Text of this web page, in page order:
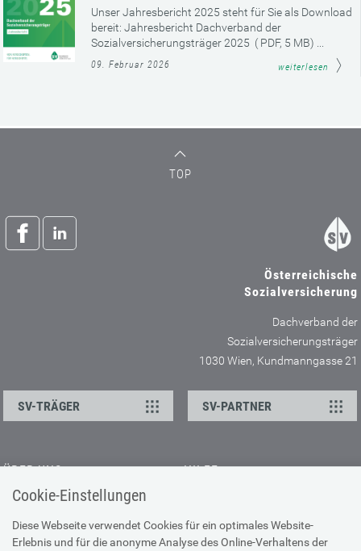
Cookie-Einstellungen
Diese Webseite verwendet Cookies für ein optimales Website-
Erlebnis und für die anonyme Analyse des Online-Verhaltens der
Unser Jahresbericht 2025 steht für Sie als Download
bereit: Jahresbericht Dachverband der
Sozialversicherungsträger 2025 ( PDF, 5 MB) ...
09. Februar 2026 weiterlesen
TOP
Österreichische
Sozialversicherung
Dachverband der
Sozialversicherungsträger
1030 Wien, Kundmanngasse 21
SV-TRÄGER SV-PARTNER
ÜBER UNS
Kontakt
Offene Stellen
Presse
HILFE
Browser-Info & Sicherheit
Hilfe zur Suche